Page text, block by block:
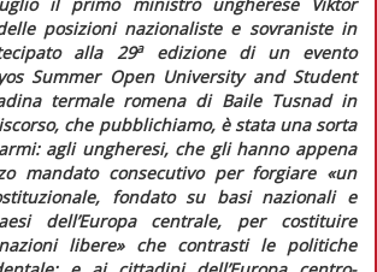
posizioni nazionaliste e sovraniste in
alla 29aedizione di un evento
Summer Open University and Student
termale romena di Baile Tusnad in
che pubblichiamo, è stata una sorta
agli ungheresi, che gli hanno appena
mandato consecutivo per forgiare «un
fondato su basi nazionali e
dell’Europa centrale, per costituire
libere»che contrasti le politiche